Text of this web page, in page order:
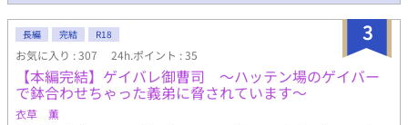
3
長編 完結 R18
お気に入り : 307 24h.ポイント : 35
【本編完結】ゲイバレ御曹司 ～ハッテン場のゲイバー
で鉢合わせちゃった義弟に脅されています～
衣草 薫